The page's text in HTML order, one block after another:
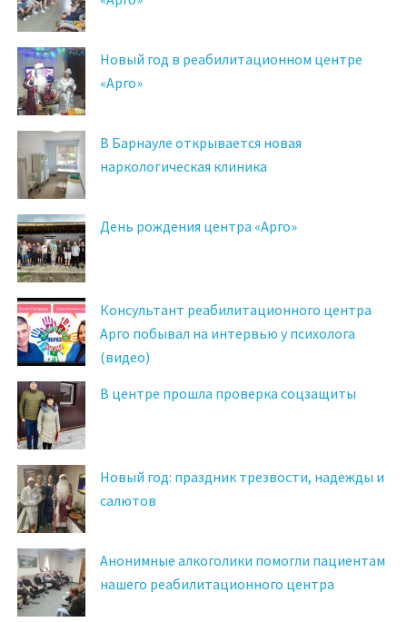
Новый год в реабилитационном центре
«Арго»
В Барнауле открывается новая
наркологическая клиника
День рождения центра «Арго»
Консультант реабилитационного центра
Арго побывал на интервью у психолога
(видео)
В центре прошла проверка соцзащиты
Новый год: праздник трезвости, надежды и
салютов
Анонимные алкоголики помогли пациентам
нашего реабилитационного центра